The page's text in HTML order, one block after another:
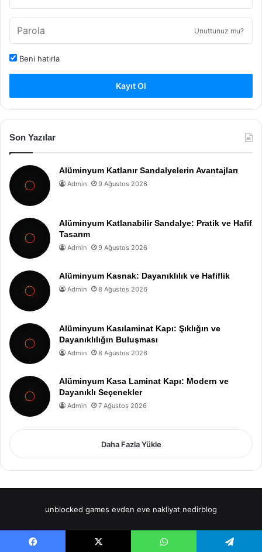
Unuttunuz mu?
Beni hatırla
Kayıt Ol
Son Yazılar
Alüminyum Katlanır Sandalyelerin Avantajları
Admin 9 Ağustos 2026
Alüminyum Katlanabilir Sandalye: Pratik ve Hafif
Tasarım
Admin 9 Ağustos 2026
Alüminyum Kasnak: Dayanıklılık ve Hafiflik
Admin 8 Ağustos 2026
Alüminyum Kasılaminat Kapı: Şıklığın ve
Dayanıklılığın Buluşması
Admin 8 Ağustos 2026
Alüminyum Kasa Laminat Kapı: Modern ve
Dayanıklı Seçenekler
Admin 7 Ağustos 2026
Daha Fazla Yükle
unblocked games evden eve nakliyat nedirblog